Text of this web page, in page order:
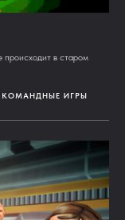
происходит в старом
КОМАНДНЫЕ ИГРЫ